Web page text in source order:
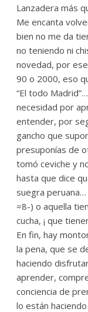
Lanzadera más
Me encanta
bien no me da
no teniendo ni
novedad, por
90 o 2000, eso
“El todo
necesidad por
entender, por
gancho que
presuponías de
tomó ceviche y
hasta que dice
suegra
=8-) o aquella
cucha, ¡ que
En fin, hay
la pena, que se
haciendo
aprender,
conciencia de
lo están